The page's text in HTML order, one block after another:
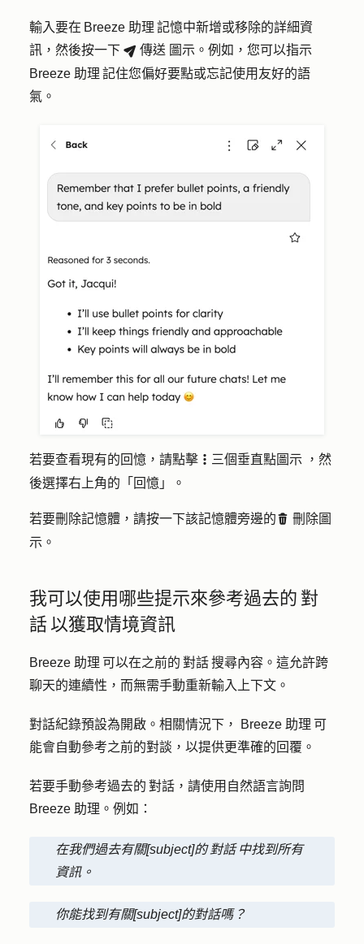
輸入要在 Breeze 助理 記憶中新增或移除的詳細資
訊 ，然後按一下 breezeSendIcon 傳送 圖示。例如，您可以指示
Breeze 助理 記住您偏好要點或忘記使用友好的語
氣。
若要查看現有的回憶，請點擊 verticalMenut 三個垂直點圖示
，然
後選擇右上角的「 回憶 」。
若要刪除記憶體，請按一下該記憶體旁邊的delete 刪除圖
示。
我可以使用哪些提示來參考過去的 對
話 以獲取情境資訊
Breeze 助理 可以在之前的 對話 搜尋內容。這允許跨
聊天的連續性，而無需手動重新輸入上下文。
對話紀錄預設為開啟。相關情況下， Breeze 助理 可
能會自動參考之前的對談，以提供更準確的回覆。
若要手動參考過去的 對話，請使用自然語言詢問
Breeze 助理。例如：
在我們過去有關[subject]的 對話 中找到所有
資訊。
你能找到有關[subject]的對話嗎？